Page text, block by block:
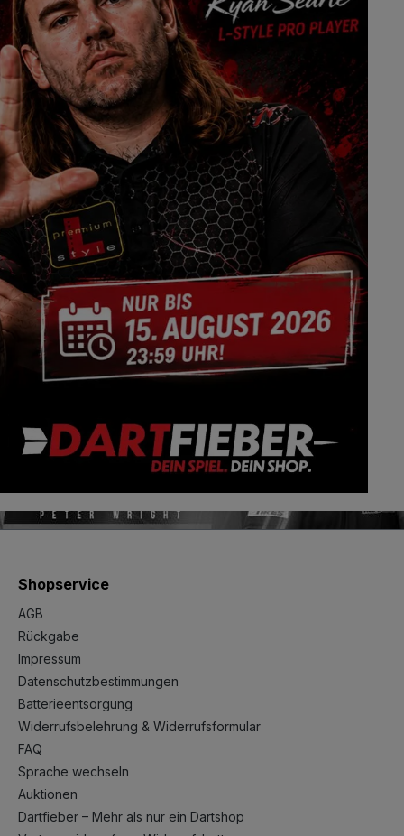
Shopservice
AGB
Rückgabe
Impressum
Datenschutzbestimmungen
Batterieentsorgung
Widerrufsbelehrung & Widerrufsformular
FAQ
Sprache wechseln
Auktionen
Dartfieber – Mehr als nur ein Dartshop